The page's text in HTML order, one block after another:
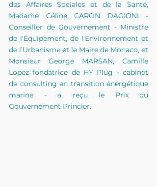
des Affaires Sociales et de la Santé,
Madame Céline CARON DAGIONI -
Conseiller de Gouvernement - Ministre
de l'Équipement, de l'Environnement et
de l’Urbanisme et le Maire de Monaco, et
Monsieur George MARSAN, Camille
Lopez fondatrice de HY Plug - cabinet
de consulting en transition énergétique
marine - a reçu le Prix du
Gouvernement Princier.